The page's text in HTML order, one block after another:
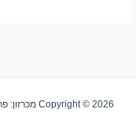
Copyright © 2026 מכרזון: פרסם מודעה / מכרז לכל מטרה | Powered by